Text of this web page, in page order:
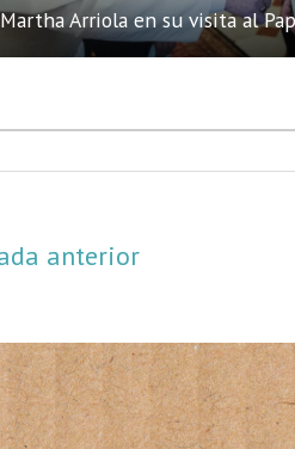
Martha Arriola en su visita al
anterior